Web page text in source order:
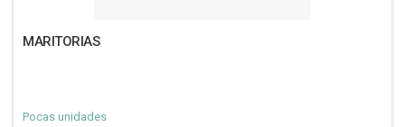
MARITORIAS
Pocas unidades